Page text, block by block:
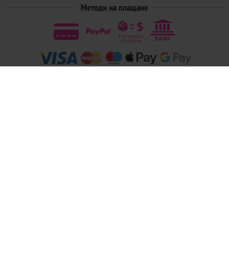
Методи на плащане